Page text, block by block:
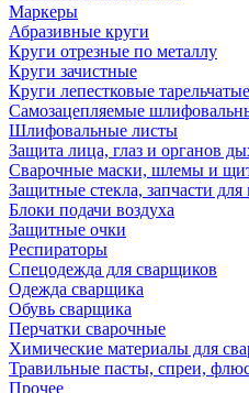
Маркеры
Абразивные круги
Круги отрезные по металлу
Круги зачистные
Круги лепестковые тарельчатые
Самозацепляемые
Шлифовальные листы
Защита лица, глаз и органов
Сварочные маски, шлемы и
Защитные стекла, запчасти для
Блоки подачи воздуха
Защитные очки
Респираторы
Спецодежда для сварщиков
Одежда сварщика
Обувь сварщика
Перчатки сварочные
Химические материалы для
Травильные пасты, спреи,
Прочее